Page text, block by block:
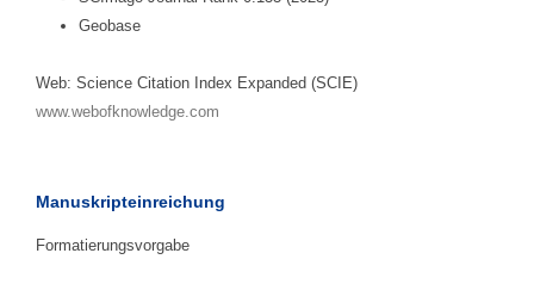
Geobase
Web: Science Citation Index Expanded (SCIE)
www.webofknowledge.com
Manuskripteinreichung
Formatierungsvorgabe